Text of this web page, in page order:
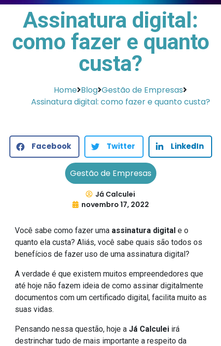
Assinatura digital:
como fazer e quanto
custa?
Home Blog Gestão de Empresas
Assinatura digital: como fazer e quanto custa?
Facebook Twitter LinkedIn
Gestão de Empresas
Já Calculei
novembro 17, 2022
Você sabe como fazer uma assinatura digital e o
quanto ela custa? Aliás, você sabe quais são todos os
benefícios de fazer uso de uma assinatura digital?
A verdade é que existem muitos empreendedores que
até hoje não fazem ideia de como assinar digitalmente
documentos com um certificado digital, facilita muito as
suas vidas.
Pensando nessa questão, hoje a Já Calculei irá
destrinchar tudo de mais importante a respeito da